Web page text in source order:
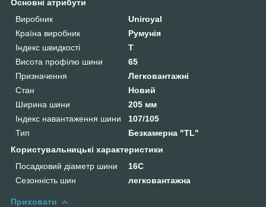
Основні атрибути
Виробник
Uniroyal
Країна виробник
Румунія
Індекс швидкості
T
Висота профілю шини
65
Призначення
Легковантажні
Стан
Новий
Ширина шини
205 мм
Індекс навантаження шини
107/105
Тип
Безкамерна "TL"
Користувальницькі характеристики
Посадковий діаметр шини
16C
Сезонність шин
легковантажна
Приховати